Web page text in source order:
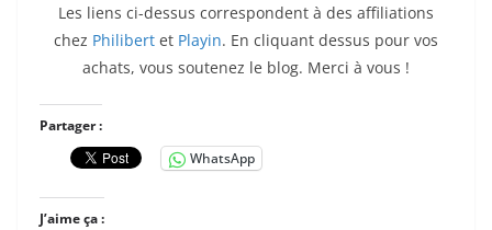
Les liens ci-dessus correspondent à des affiliations
chez Philibert et Playin. En cliquant dessus pour vos
achats, vous soutenez le blog. Merci à vous !
Partager :
WhatsApp
J’aime ça :